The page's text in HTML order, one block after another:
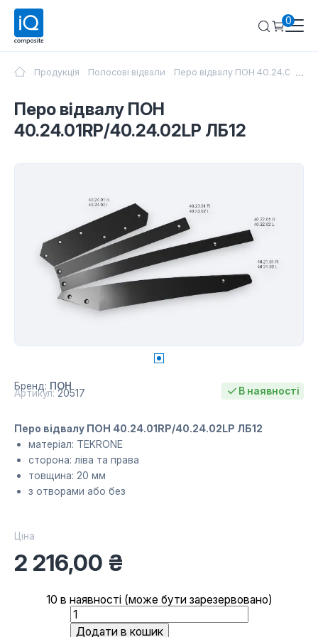
0
Продукція Полосові відвали Перо відвалу ПОН 40.24.01RP/
...
Перо відвалу ПОН
40.24.01RP/40.24.02LP ЛБ12
Бренд: ПОН
Артикул: 20517 В наявності
Перо відвалу ПОН 40.24.01RP/40.24.02LP ЛБ12
матеріал: TEKRONE
сторона: ліва та права
товщина: 20 мм
з отворами або без
Ціна
2 216,00 ₴
10 в наявності (може бути зарезервовано)
Перо
відвалу
Додати в кошик